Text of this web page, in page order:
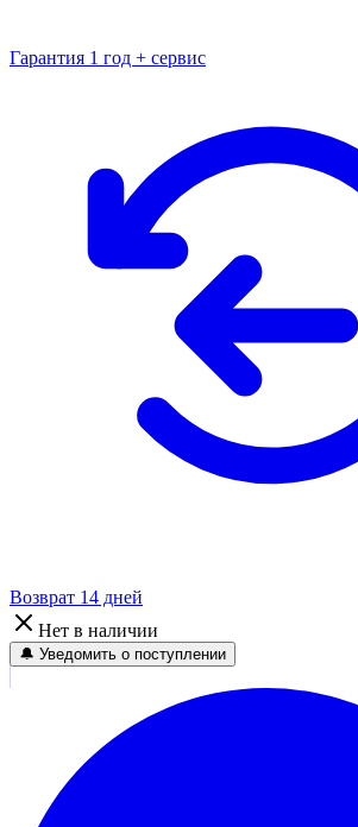
Гарантия 1 год + сервис
Возврат 14 дней
Нет в наличии
🔔 Уведомить о поступлении